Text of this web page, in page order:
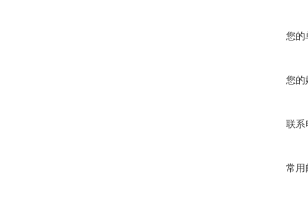
您的
您的
联系
常用